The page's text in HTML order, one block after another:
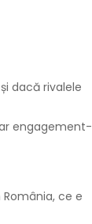
dacă rivalele
engagement-
ce e